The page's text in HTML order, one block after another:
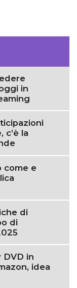
in
c’è la
come e
di
di
DVD in
idea